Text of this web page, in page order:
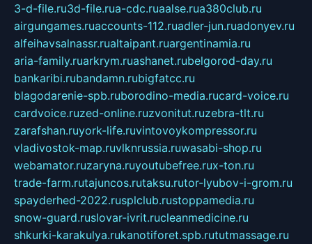
3-d-file.ru3d-file.rua-cdc.ruaalse.rua380club.ru
airgungames.ruaccounts-112.ruadler-jun.ruadonyev.ru
alfeihavsalnassr.rualtaipant.ruargentinamia.ru
aria-family.ruarkrym.ruashanet.rubelgorod-day.ru
bankaribi.rubandamn.rubigfatcc.ru
blagodarenie-spb.ruborodino-media.rucard-voice.ru
cardvoice.ruzed-online.ruzvonitut.ruzebra-tlt.ru
zarafshan.ruyork-life.ruvintovoykompressor.ru
vladivostok-map.ruvlknrussia.ruwasabi-shop.ru
webamator.ruzaryna.ruyoutubefree.rux-ton.ru
trade-farm.rutajuncos.rutaksu.rutor-lyubov-i-grom.ru
spayderhed-2022.rusplclub.rustoppamedia.ru
snow-guard.ruslovar-ivrit.rucleanmedicine.ru
shkurki-karakulya.rukanotiforet.spb.rututmassage.ru